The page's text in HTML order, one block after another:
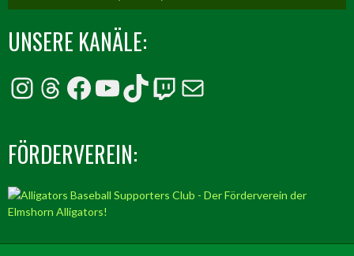
UNSERE KANÄLE:
Instagram
Threads
Facebook
YouTube
TikTok
Twitch
E-Mail
FÖRDERVEREIN: